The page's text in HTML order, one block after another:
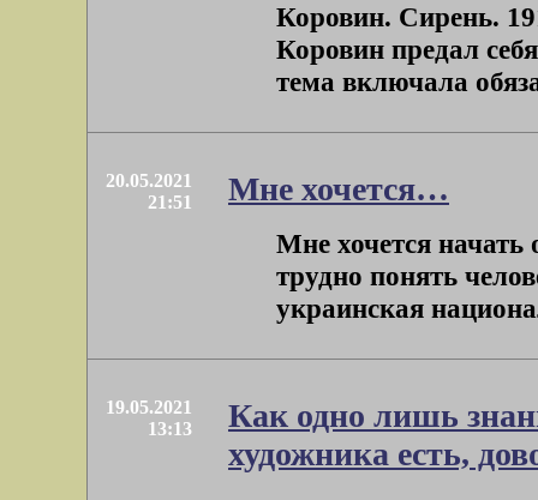
Коровин. Сирень.
Коровин предал
тема включала
20.05.2021
21:51
Мне хочется…
Мне хочется начать
трудно понять
украинская
19.05.2021
13:13
Как одно лишь
художника есть,